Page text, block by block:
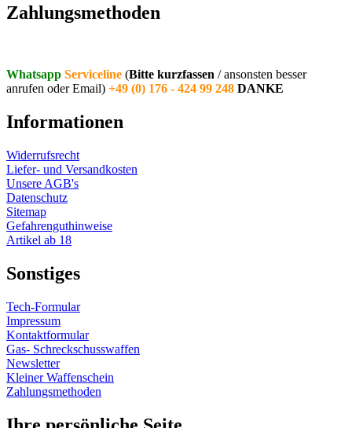
Zahlungsmethoden
Whatsapp Serviceline (Bitte kurzfassen / ansonsten besser
anrufen oder Email) +49 (0) 176 - 424 99 248 DANKE
Informationen
Widerrufsrecht
Liefer- und Versandkosten
Unsere AGB's
Datenschutz
Sitemap
Gefahrenguthinweise
Artikel ab 18
Sonstiges
Tech-Formular
Impressum
Kontaktformular
Gas- Schreckschusswaffen
Newsletter
Kleiner Waffenschein
Zahlungsmethoden